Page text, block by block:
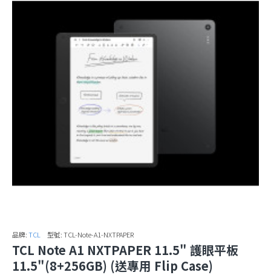
品牌:TCL 型號:TCL-Note-A1-NXTPAPER
TCL Note A1 NXTPAPER 11.5" 護眼平板
11.5"(8+256GB) (送專用 Flip Case)